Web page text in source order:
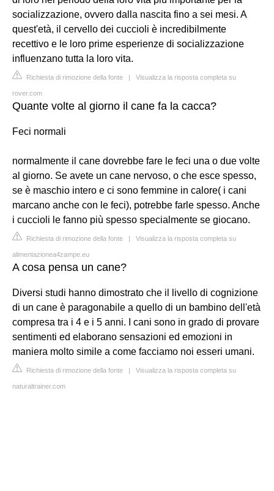
socializzazione, ovvero dalla nascita fino a sei mesi. A
quest'età, il cervello dei cuccioli è incredibilmente
recettivo e le loro prime esperienze di socializzazione
influenzano tutta la loro vita.
Richiesta di rimozione della fonte | Visualizza la risposta completa su
rover.com
Quante volte al giorno il cane fa la cacca?
Feci normali
normalmente il cane dovrebbe fare le feci una o due volte
al giorno. Se avete un cane nervoso, o che esce spesso,
se è maschio intero e ci sono femmine in calore( i cani
marcano anche con le feci), potrebbe farle spesso. Anche
i cuccioli le fanno più spesso specialmente se giocano.
Richiesta di rimozione della fonte | Visualizza la risposta completa su
alimentazionea4zampe.eu
A cosa pensa un cane?
Diversi studi hanno dimostrato che il livello di cognizione
di un cane è paragonabile a quello di un bambino dell'età
compresa tra i 4 e i 5 anni. I cani sono in grado di provare
sentimenti ed elaborano sensazioni ed emozioni in
maniera molto simile a come facciamo noi esseri umani.
Richiesta di rimozione della fonte | Visualizza la risposta completa su
naturaltrainer.com